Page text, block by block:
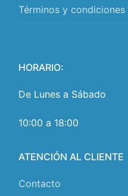
Términos y condiciones
HORARIO:
De Lunes a Sábado
10:00 a 18:00
ATENCIÓN AL CLIENTE
Contacto